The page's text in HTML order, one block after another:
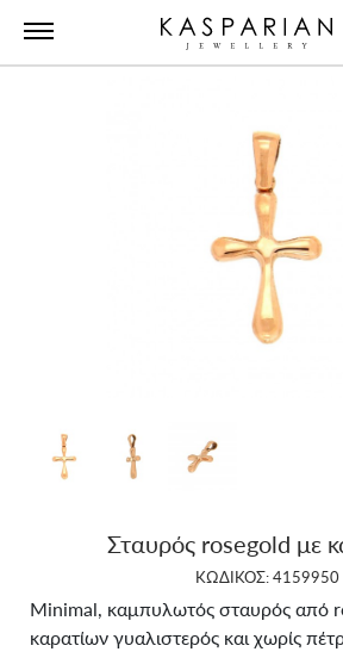
Σταυρός rosegold με
ΚΩΔΙΚΟΣ: 4159950
Minimal, καμπυλωτός σταυρός από
καρατίων γυαλιστερός και χωρίς